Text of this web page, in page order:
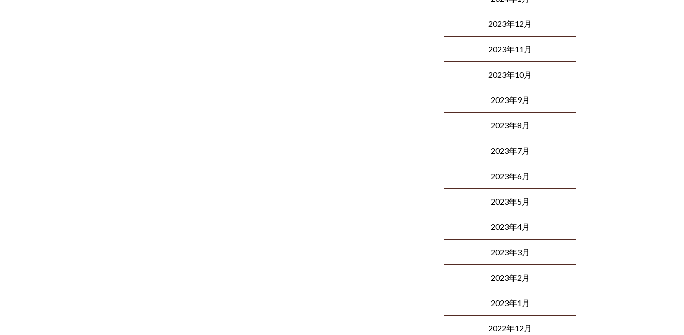
2023年12月
2023年11月
2023年10月
2023年9月
2023年8月
2023年7月
2023年6月
2023年5月
2023年4月
2023年3月
2023年2月
2023年1月
2022年12月